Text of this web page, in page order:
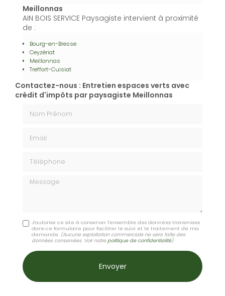
Meillonnas
AIN BOIS SERVICE Paysagiste intervient à proximité
de :
Bourg-en-Bresse
Ceyzériat
Meillonnas
Treffort-Cuisiat
Contactez-nous : Entretien espaces verts avec
crédit d'impôts par paysagiste Meillonnas
Message
J'autorise ce site à conserver l'ensemble des données transmises
dans ce formulaire pour faciliter le suivi et le traitement de ma
demande. (Aucune exploitation commerciale ne sera faite des
données conservées. Voir notrepolitique de confidentialité)